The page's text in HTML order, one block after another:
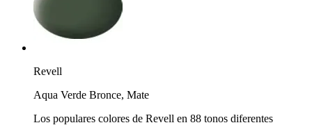
Revell
Aqua Verde Bronce, Mate
Los populares colores de Revell en 88 tonos diferentes